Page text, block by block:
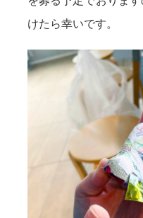
けたら幸いです。